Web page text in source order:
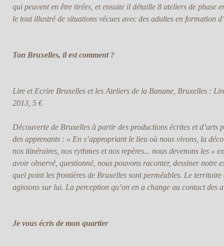
qui peuvent en être tirées, et ensuite il détaille 8 ateliers de phase
le tout illustré de situations vécues avec des adultes en formation
Ton Bruxelles, il est comment ?
Lire et Ecrire Bruxelles et les Ateliers de la Banane, Bruxelles :
2013, 5 €
Découverte de Bruxelles à partir des productions écrites et d’arts
des apprenants : « En s’appropriant le lieu où nous vivons, la
nos itinéraires, nos rythmes et nos repères... nous devenons les «
avoir observé, questionné, nous pouvons raconter, dessiner notre
quel point les frontières de Bruxelles sont perméables. Le
agissons sur lui. La perception qu’on en a change au contact des
Je vous écris de mon quartier